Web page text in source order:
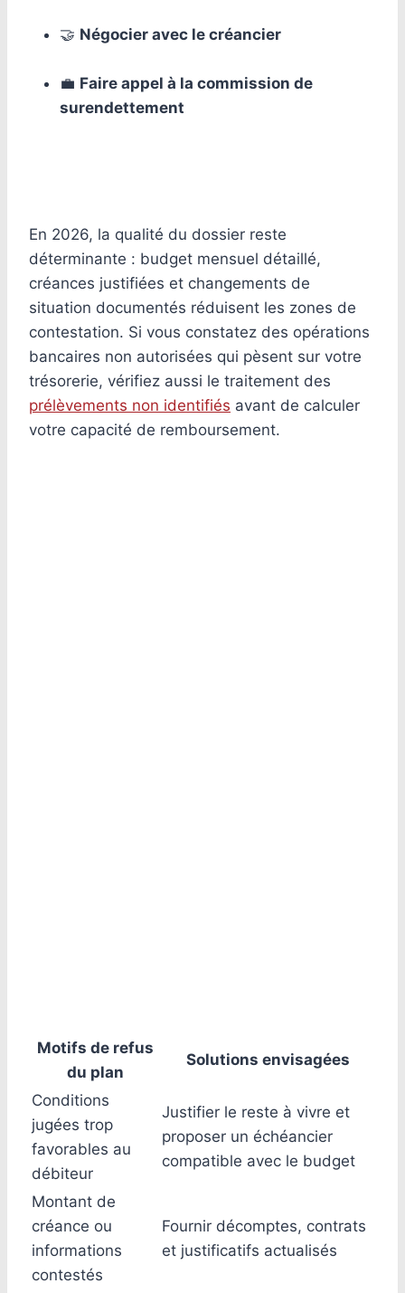
🤝 Négocier avec le créancier
💼 Faire appel à la commission de
surendettement
En 2026, la qualité du dossier reste
déterminante : budget mensuel détaillé,
créances justifiées et changements de
situation documentés réduisent les zones de
contestation. Si vous constatez des opérations
bancaires non autorisées qui pèsent sur votre
trésorerie, vérifiez aussi le traitement des
prélèvements non identifiés avant de calculer
votre capacité de remboursement.
Motifs de refus
du plan
Solutions envisagées
Conditions
jugées trop
favorables au
débiteur
Justifier le reste à vivre et
proposer un échéancier
compatible avec le budget
Montant de
créance ou
informations
contestés
Fournir décomptes, contrats
et justificatifs actualisés